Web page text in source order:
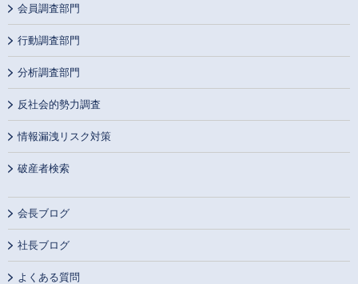
会員調査部門
行動調査部門
分析調査部門
反社会的勢力調査
情報漏洩リスク対策
破産者検索
会長ブログ
社長ブログ
よくある質問